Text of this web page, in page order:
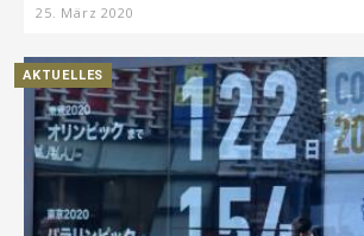
25. März 2020
AKTUELLES